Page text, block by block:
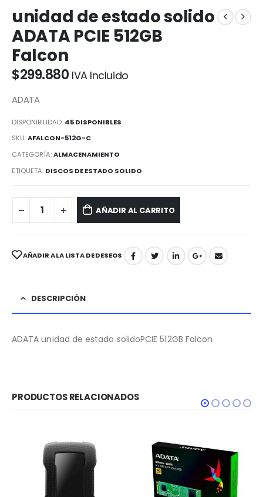
unidad de estado solido
ADATA PCIE 512GB
Falcon
$299.880 IVA Incluido
ADATA
DISPONIBILIDAD: 45 DISPONIBLES
SKU:AFALCON-512G-C
CATEGORÍA:ALMACENAMIENTO
ETIQUETA: DISCOS DE ESTADO SOLIDO
AÑADIR AL CARRITO
AÑADIR A LA LISTA DE DESEOS
DESCRIPCIÓN
ADATA unidad de estado solidoPCIE 512GB Falcon
PRODUCTOS RELACIONADOS